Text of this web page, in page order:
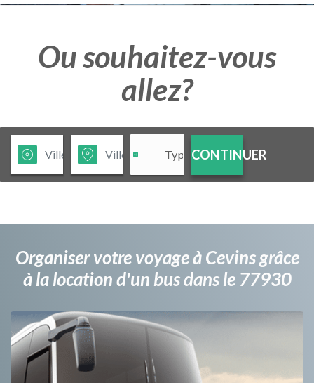
Ou souhaitez-vous
allez?
CONTINUER
Organiser votre voyage à Cevins grâce
à la location d'un bus dans le 77930